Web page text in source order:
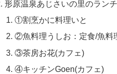
形原温泉あじさいの里のラン
①割烹かに料理いと
②魚料理うしお：定食/魚料
③茶房お花(カフェ)
④キッチンGoen(カフェ)